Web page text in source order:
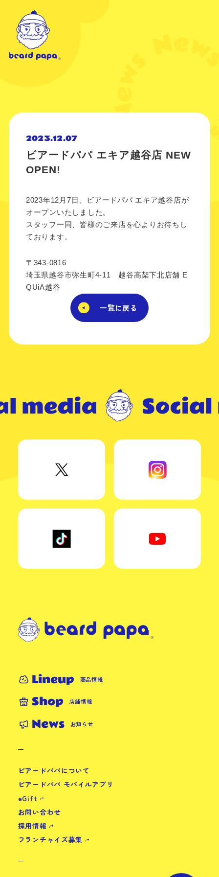
2023.12.07
ビアードパパ エキア越谷店 NEW
OPEN!
2023年12月7日、ビアードパパ エキア越谷店が
オープンいたしました。
スタッフ一同、皆様のご来店を心よりお待ちし
ております。
〒343-0816
埼玉県越谷市弥生町4-11 越谷高架下北店舗 E
QUiA越谷
一覧に戻る
Lineup 商品情報
Shop 店舗情報
News お知らせ
ビアードパパについて
ビアードパパ モバイルアプリ
eGift
お問い合わせ
採用情報
フランチャイズ募集